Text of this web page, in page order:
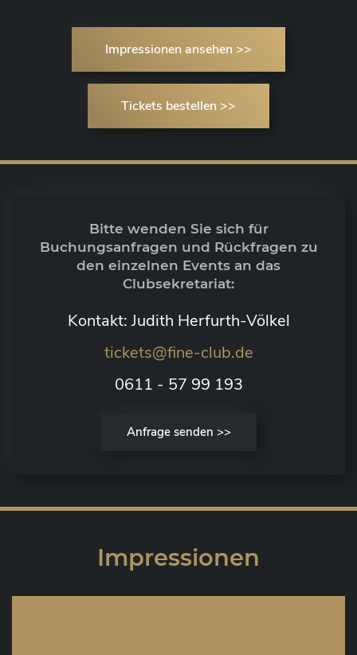
Impressionen ansehen >>
Tickets bestellen >>
Bitte wenden Sie sich für
Buchungsanfragen und Rückfragen zu
den einzelnen Events an das
Clubsekretariat:
Kontakt: Judith Herfurth-Völkel
tickets@fine-club.de
0611 - 57 99 193
Anfrage senden >>
Impressionen